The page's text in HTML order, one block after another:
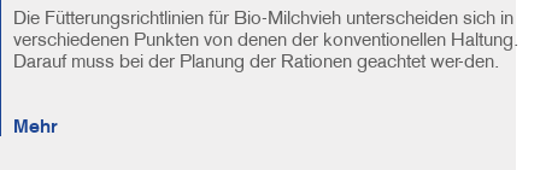
Die Fütterungsrichtlinien für Bio-Milchvieh unterscheiden sich in
verschiedenen Punkten von denen der konventionellen Haltung.
Darauf muss bei der Planung der Rationen geachtet wer-den.
Mehr